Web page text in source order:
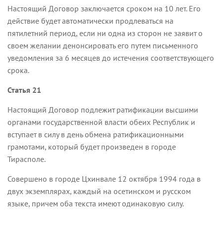
Настоящий Договор заключается сроком на 10 лет. Его
действие будет автоматически продлеваться на
пятилетний период, если ни одна из сторон не заявит о
своем желании денонсировать его путем письменного
уведомления за 6 месяцев до истечения соответствующего
срока.
Статья 21
Настоящий Договор подлежит ратификации высшими
органами государственной власти обеих Республик и
вступает в силу в день обмена ратификационными
грамотами, который будет произведен в городе
Тирасполе.
Совершено в городе Цхинвале 12 октября 1994 года в
двух экземплярах, каждый на осетинском и русском
языке, причем оба текста имеют одинаковую силу.